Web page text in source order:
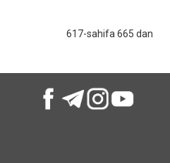
617-sahifa 665 dan